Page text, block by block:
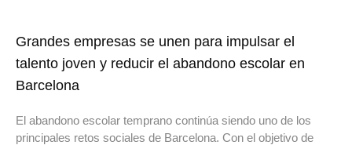
Grandes empresas se unen para impulsar el
talento joven y reducir el abandono escolar en
Barcelona
El abandono escolar temprano continúa siendo uno de los
principales retos sociales de Barcelona. Con el objetivo de